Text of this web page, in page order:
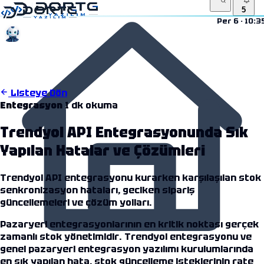
5
Per 6 ·
Listeye Dön
Entegrasyon 1 dk okuma
Trendyol API Entegrasyonunda Sık
Yapılan Hatalar ve Çözümleri
Trendyol API entegrasyonu kurarken karşılaşılan stok
senkronizasyon hataları, geciken sipariş
güncellemeleri ve çözüm yolları.
Pazaryeri entegrasyonlarının en kritik noktası gerçek
zamanlı stok yönetimidir. Trendyol entegrasyonuve
genel pazaryeri entegrasyon yazılımı kurulumlarında
en sık yapılan hata, stok güncelleme isteklerinin rate